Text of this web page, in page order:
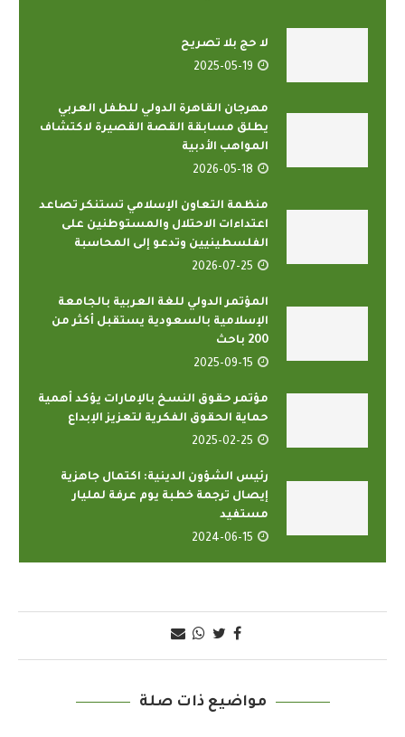
لا حج بلا تصريح
2025-05-19
مهرجان القاهرة الدولي للطفل العربي
يطلق مسابقة القصة القصيرة لاكتشاف
المواهب الأدبية
2026-05-18
منظمة التعاون الإسلامي تستنكر تصاعد
اعتداءات الاحتلال والمستوطنين على
الفلسطينيين وتدعو إلى المحاسبة
2026-07-25
المؤتمر الدولي للغة العربية بالجامعة
الإسلامية بالسعودية يستقبل أكثر من
200 باحث
2025-09-15
مؤتمر حقوق النسخ بالإمارات يؤكد أهمية
حماية الحقوق الفكرية لتعزيز الإبداع
2025-02-25
رئيس الشؤون الدينية: اكتمال جاهزية
إيصال ترجمة خطبة يوم عرفة لمليار
مستفيد
2024-06-15
مواضيع ذات صلة